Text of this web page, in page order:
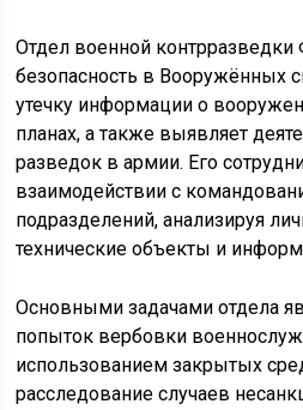
Отдел военной контрразведки
безопасность в Вооружённых
утечку информации о
планах, а также выявляет
разведок в армии. Его
взаимодействии с
подразделений, анализируя
технические объекты и
Основными задачами отдела
попыток вербовки
использованием закрытых
расследование случаев